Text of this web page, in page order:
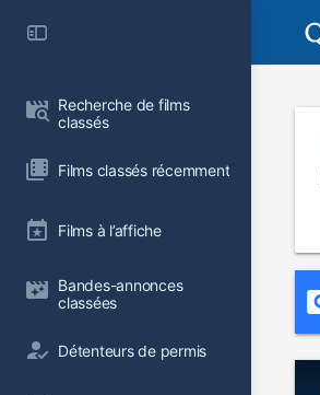
Recherche de films
classés
Films classés récemment
Films à l’affiche
Bandes-annonces
classées
Détenteurs de permis